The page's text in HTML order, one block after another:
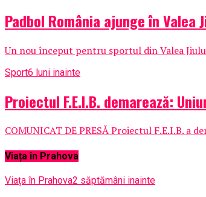
Padbol România ajunge în
Un nou început pentru sportul din Valea
Sport6 luni inainte
Proiectul F.E.I.B. demarează:
COMUNICAT DE PRESĂ Proiectul F.E.I.B.
Viața în Prahova
Viața în Prahova2 săptămâni inainte